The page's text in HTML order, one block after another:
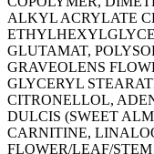
ALKYL ACRYLATE
GLUTAMAT,
GRAVEOLENS
GLYCERYL
CITRONELLOL,
DULCIS (SWEET
CARNITINE,
FLOWER/LEAF/